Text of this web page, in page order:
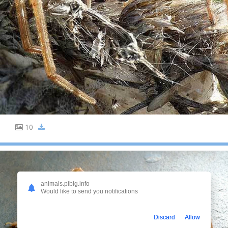
10
animals.pibig.info
Would like to send you notifications
Discard Allow